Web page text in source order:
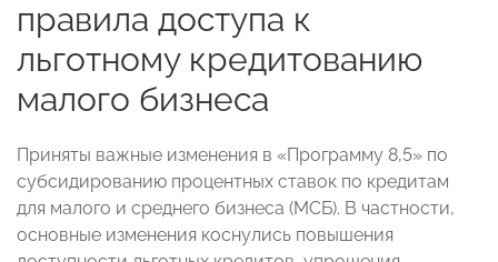
правила доступа к
льготному кредитованию
малого бизнеса
Приняты важные изменения в «Программу 8,5» по
субсидированию процентных ставок по кредитам
для малого и среднего бизнеса (МСБ). В частности,
основные изменения коснулись повышения